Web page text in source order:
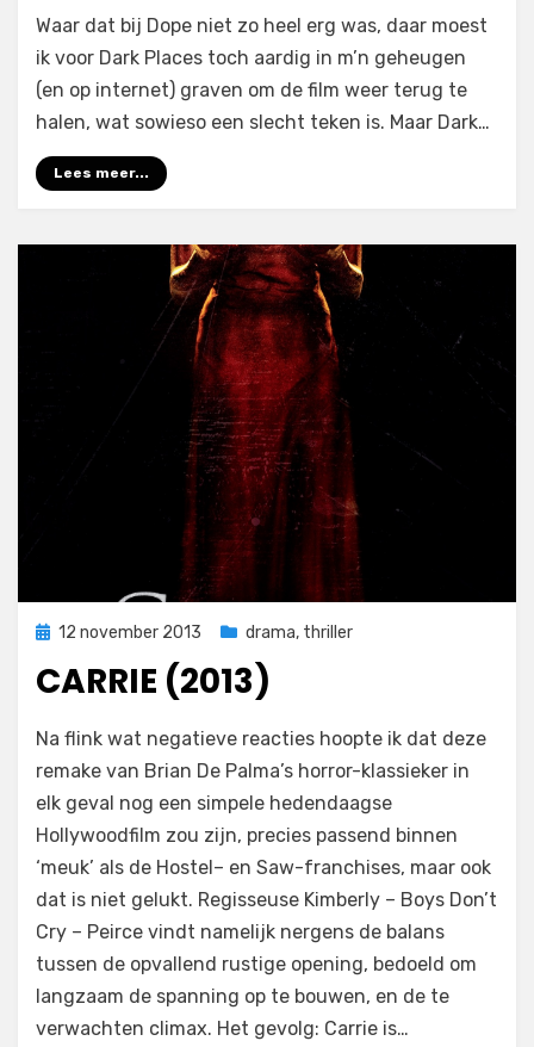
Waar dat bij Dope niet zo heel erg was, daar moest
ik voor Dark Places toch aardig in m’n geheugen
(en op internet) graven om de film weer terug te
halen, wat sowieso een slecht teken is. Maar Dark…
Lees meer...
Geplaatst
12 november 2013 drama, thriller
CARRIE (2013)
door Filmofiel.nl
Laat een reactie achter
(2013)
Na flink wat negatieve reacties hoopte ik dat deze
remake van Brian De Palma’s horror-klassieker in
elk geval nog een simpele hedendaagse
Hollywoodfilm zou zijn, precies passend binnen
‘meuk’ als de Hostel– en Saw-franchises, maar ook
dat is niet gelukt. Regisseuse Kimberly – Boys Don’t
Cry – Peirce vindt namelijk nergens de balans
tussen de opvallend rustige opening, bedoeld om
langzaam de spanning op te bouwen, en de te
verwachten climax. Het gevolg: Carrie is…